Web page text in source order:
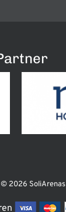
2026 SoliArenas